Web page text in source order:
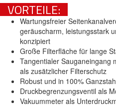
VORTEILE:
Wartungsfreier
geräuscharm, leistungsstark
konzipiert
Große Filterfläche für lange
Tangentialer Sauganeingang
als zusätzlicher Filterschutz
Robust und in 100%
Druckbegrenzungsventil als
Vakuummeter als